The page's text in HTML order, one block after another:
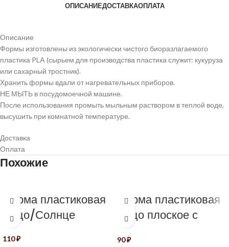
ОПИСАНИЕДОСТАВКАОПЛАТА
Описание
Формы изготовлены из экологически чистого биоразлагаемого
пластика PLA (сырьем для производства пластика служит: кукуруза
или сахарный тростник).
Хранить формы вдали от нагревательных приборов.
НЕ МЫТЬ в посудомоечной машине.
После использования промыть мыльным раствором в теплой воде,
высушить при комнатной температуре.
Доставка
Оплата
Похожие
Форма пластиковая
Яйцо/Солнце
110₽
Форма пластиковая
Яйцо плоское с
90₽